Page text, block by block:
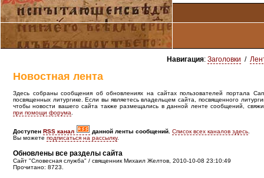
Навигация: Заголовки /
Новостная лента
Здесь собраны сообщения об обновлениях на сайтах пользователей портала
посвященных литургике. Если вы являетесь владельцем сайта, посвященного
чтобы новости вашего сайта также размещались в данной ленте сообщений,
при помощи форума
Доступен RSS канал данной ленты сообщений. Список всех каналов здесь
Вы можете подписаться на рассылку.
Обновлены все разделы сайта
Сайт "Словесная служба" / священник Михаил Желтов, 2010-10-08 23:10:49
Прочитано: 8723.